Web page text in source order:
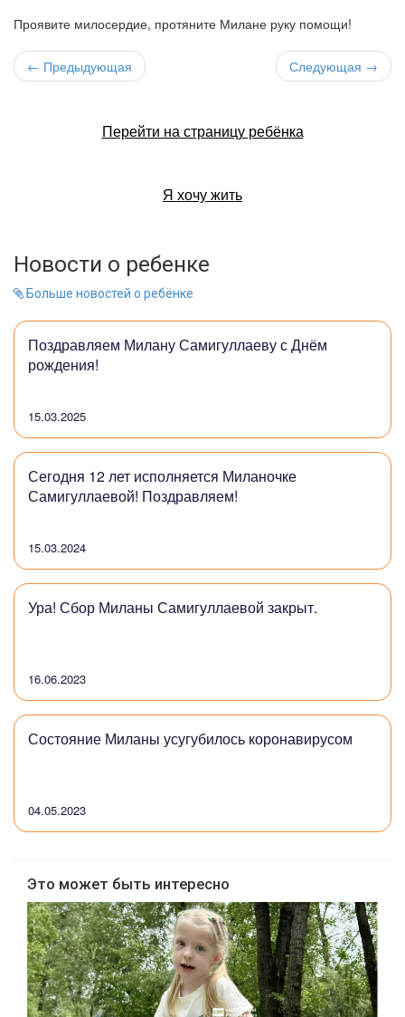
Проявите милосердие, протяните Милане руку помощи!
← Предыдующая Следующая →
Перейти на страницу ребёнка
Я хочу жить
Новости о ребенке
Больше новостей о ребёнке
Поздравляем Милану Самигуллаеву с Днём
рождения!
15.03.2025
Сегодня 12 лет исполняется Миланочке
Самигуллаевой! Поздравляем!
15.03.2024
Ура! Сбор Миланы Самигуллаевой закрыт.
16.06.2023
Состояние Миланы усугубилось коронавирусом
04.05.2023
Это может быть интересно